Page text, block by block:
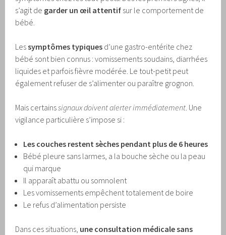
s’agit de garder un œil attentif sur le comportement de
bébé.
Lessymptômes typiques d’une gastro-entérite chez
bébé sont bien connus : vomissements soudains, diarrhées
liquides et parfois fièvre modérée. Le tout-petit peut
également refuser de s’alimenter ou paraître grognon.
Mais certainssignaux doivent alerter immédiatement . Une
vigilance particulière s’impose si :
Les couches restent sèches pendant plus de 6 heures
Bébé pleure sans larmes, a la bouche sèche ou la peau
qui marque
Il apparaît abattu ou somnolent
Les vomissements empêchent totalement de boire
Le refus d’alimentation persiste
Dans ces situations, une consultation médicale sans